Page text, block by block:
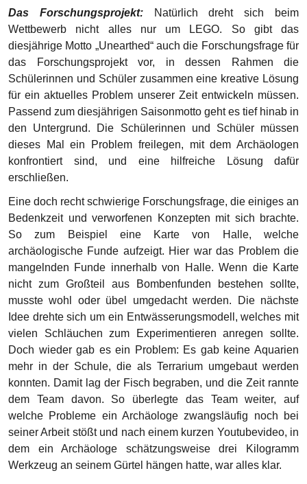
Eine doch recht schwierige Forschungsfrage, die einiges an
Bedenkzeit und verworfenen Konzepten mit sich brachte.
So zum Beispiel eine Karte von Halle, welche
archäologische Funde aufzeigt. Hier war das Problem die
mangelnden Funde innerhalb von Halle. Wenn die Karte
nicht zum Großteil aus Bombenfunden bestehen sollte,
musste wohl oder übel umgedacht werden. Die nächste
Idee drehte sich um ein Entwässerungsmodell, welches mit
vielen Schläuchen zum Experimentieren anregen sollte.
Doch wieder gab es ein Problem: Es gab keine Aquarien
mehr in der Schule, die als Terrarium umgebaut werden
dem Team davon. So überlegte das Team weiter, auf
welche Probleme ein Archäologe zwangsläufig noch bei
seiner Arbeit stößt und nach einem kurzen Youtubevideo, in
dem ein Archäologe schätzungsweise drei Kilogramm
Werkzeug an seinem Gürtel hängen hatte, war alles klar.
„Unsere Antwort auf die Forschungsfrage ist ein
Multitool für Archäologen zu bauen. Bevor wir aber
das Multitool bauen konnten, brauchten wir
Expertenwissen." ~ Linus (Forschungsprojekt)
Die Expertise wurde zweierlei benötigt. Zum einen erhielt
das Team handwerkliche Unterstützung für den konkreten
Bau durch unseren Hausmeister Herrn Barth. Zum anderen
wurde das Vorhaben fachlich vom Archäologen Herrn Nebe
unterstützt, der auf alle Hintergrundfragen antworten parat
hatte. Vielen Dank an dieser Stelle.
„Da war nochmal die Auswahl der Werkzeuge